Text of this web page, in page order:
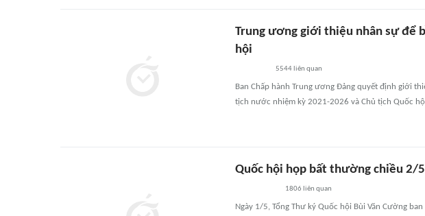
Trung ương giới thiệu nhân sự để
hội
5544liên quan
Ban Chấp hành Trung ương Đảng quyết định giới
tịch nước nhiệm kỳ 2021-2026 và Chủ tịch Quốc
Quốc hội họp bất thường chiều 2/
1806 liên quan
Ngày 1/5, Tổng Thư ký Quốc hội Bùi Văn Cường